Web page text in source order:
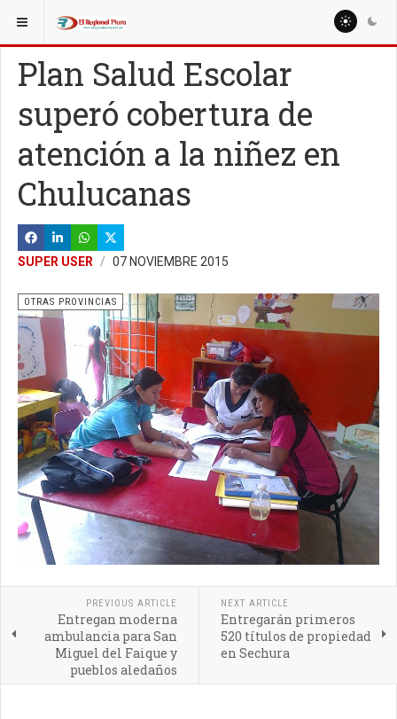
ESTÁ AQUÍ: REGIÓN PIURA
Plan Salud Escolar
superó cobertura de
atención a la niñez en
Chulucanas
SUPER USER 07 NOVIEMBRE 2015
OTRAS PROVINCIAS
PREVIOUS ARTICLE
Entregan moderna
ambulancia para San
Miguel del Faique y
pueblos aledaños
NEXT ARTICLE
Entregarán primeros
520 títulos de propiedad
en Sechura